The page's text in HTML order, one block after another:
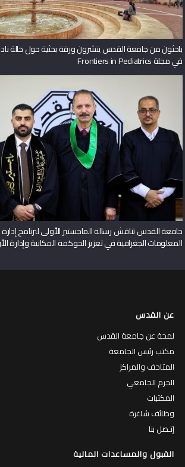
باحثون من جامعة القدس ينشرون ورقة بحثية حول حالة
في مجلة Frontiers in Pediatrics
جامعة القدس تناقش رسالة الماجستير الأولى لبرنامج
المعلومات الجغرافية في تعزيز الحوكمة المكانية وإدارة
عن القدس
لمحة عن جامعة القدس
مكتب رئيس الجامعة
المتاحف والمراكز
الحرم الجامعي
المكتبات
وظائف شاغرة
إتـصل بنا
القبول والمساعدات المالية